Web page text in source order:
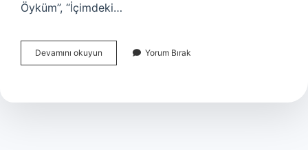
Öyküm”, “İçimdeki…
Devamını okuyun
Kandemir
Yorum Bırak